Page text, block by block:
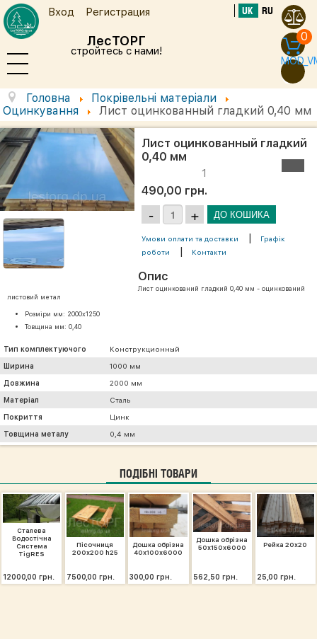
ЛесТОРГ
стройтесь с нами!
Вход Регистрация UK RU
0
Головна
Покрівельні матеріали
Оцинкування
Лист оцинкованный гладкий 0,40 мм
Лист оцинкованный гладкий
0,40 мм
1
490,00 грн.
Умови оплати та доставки |
Графік
роботи
| Контакти
Опис
Лист оцинкований гладкий 0,40 мм - оцинкований
листовий метал
Розміри мм: 2000х1250
Товщина мм: 0,40
Тип комплектуючого
Конструкционный
Ширина
1000 мм
Довжина
2000 мм
Матеріал
Сталь
Покриття
Цинк
Товщина металу
0,4 мм
ПОДІБНІ ТОВАРИ
Сталева
Водостічна
Система
TigRES
12000,00 грн.
Пісочниця
200х200 h25
7500,00 грн.
Дошка обрізна
40х100х6000
300,00 грн.
Дошка обрізна
50х150х6000
562,50 грн.
Рейка 20х20
25,00 грн.